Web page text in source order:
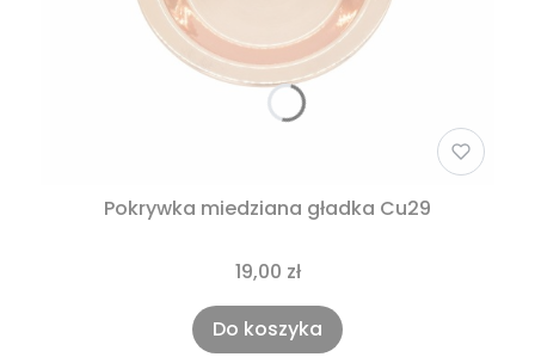
Pokrywka miedziana gładka Cu29
19,00 zł
Do koszyka